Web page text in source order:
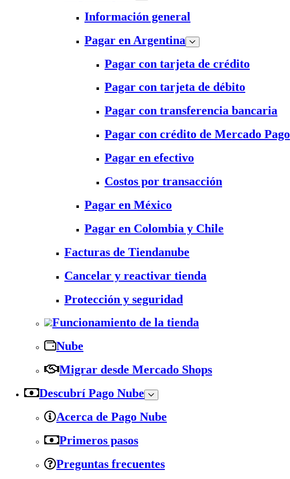
Información general
Pagar en Argentina
Pagar con tarjeta de crédito
Pagar con tarjeta de débito
Pagar con transferencia bancaria
Pagar con crédito de Mercado Pago
Pagar en efectivo
Costos por transacción
Pagar en México
Pagar en Colombia y Chile
Facturas de Tiendanube
Cancelar y reactivar tienda
Protección y seguridad
Funcionamiento de la tienda
Nube
Migrar desde Mercado Shops
Descubrí Pago Nube
Acerca de Pago Nube
Primeros pasos
Preguntas frecuentes